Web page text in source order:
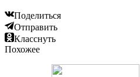
Поделиться
Отправить
Класснуть
Похожее